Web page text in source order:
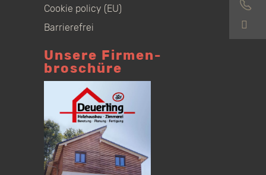
Cookie policy (EU)
Barrierefrei
Unsere Firmen­
broschüre